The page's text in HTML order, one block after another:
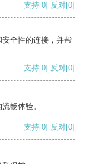
支持[0] 反对[0]
全性的连接，并帮
支持[0] 反对[0]
畅体验。
支持[0] 反对[0]